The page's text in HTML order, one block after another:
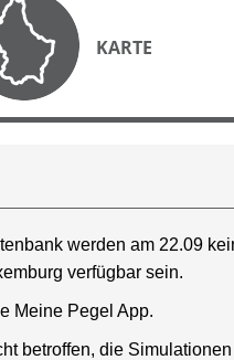
KARTE
werden am 22.09
verfügbar sein.
Meine Pegel App.
betroffen, die Simulationen